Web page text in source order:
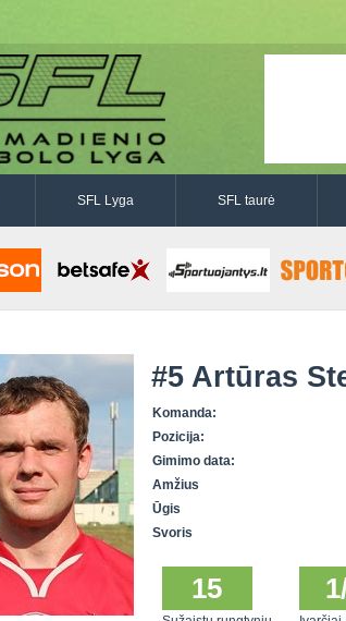
SFL Lyga SFL taurė
#5Artūras
Komanda:
Pozicija:
Gimimo data:
Amžius
Ūgis
Svoris
15